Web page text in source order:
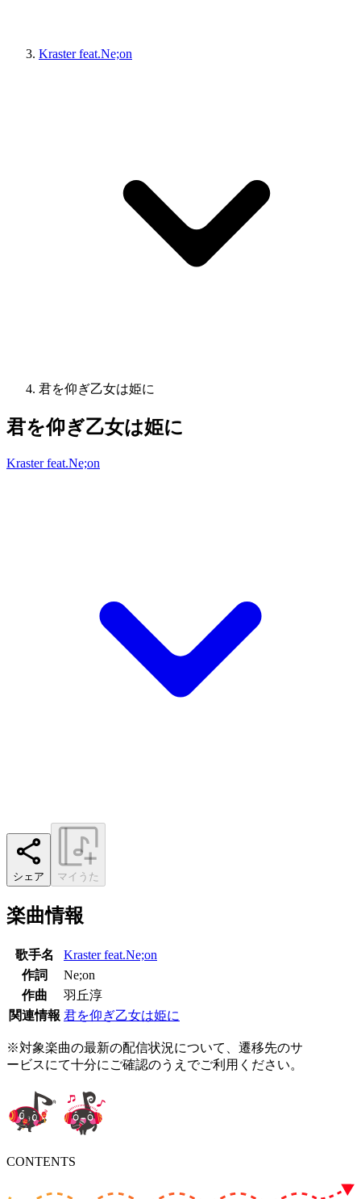
Kraster feat.Ne;on
君を仰ぎ乙女は姫に
君を仰ぎ乙女は姫に
Kraster feat.Ne;on
シェア マイうた
楽曲情報
歌手名
Kraster feat.Ne;on
作詞
Ne;on
作曲
羽丘淳
関連情報 君を仰ぎ乙女は姫に
※対象楽曲の最新の配信状況について、遷移先のサ
ービスにて十分にご確認のうえでご利用ください。
CONTENTS